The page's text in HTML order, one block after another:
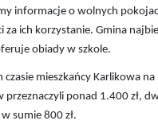
informacje o wolnych
za ich korzystanie. Gmina
obiady w szkole.
czasie mieszkańcy Karlikowa
przeznaczyli ponad 1.400 zł,
sumie 800 zł.